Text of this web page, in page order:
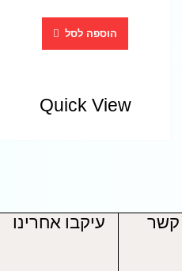
הוספה לסל
Quick View
קשר עיקבו אחרינו